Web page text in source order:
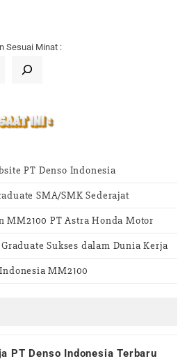
Sesuai Minat :
PT Denso Indonesia
SMA/SMK Sederajat
MM2100 PT Astra Honda Motor
Sukses dalam Dunia Kerja
MM2100
PT Denso Indonesia Terbaru